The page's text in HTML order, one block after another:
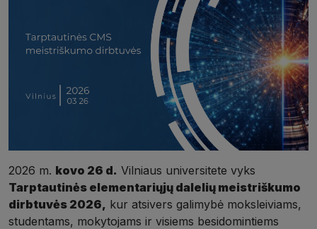
2026 m. kovo 26 d. Vilniaus universitete vyks
Tarptautinės elementariųjų dalelių meistriškumo
dirbtuvės 2026, kur atsivers galimybė moksleiviams,
studentams, mokytojams ir visiems besidomintiems